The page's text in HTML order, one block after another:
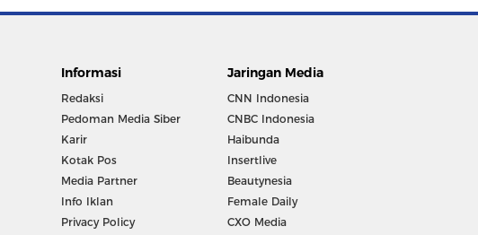
Informasi
Redaksi
Pedoman Media Siber
Karir
Kotak Pos
Media Partner
Info Iklan
Privacy Policy
Jaringan Media
CNN Indonesia
CNBC Indonesia
Haibunda
Insertlive
Beautynesia
Female Daily
CXO Media